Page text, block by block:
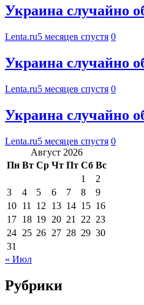
Украина случайно
Lenta.ru5 месяцев спустя 0
Украина случайно
Lenta.ru5 месяцев спустя 0
Украина случайно
Lenta.ru5 месяцев спустя 0
Август 2026
Пн Вт Ср Чт Пт Сб Вс
1
2
3
4 5 6 7 8
9
10 11 12 13 14 15 16
17 18 19 20 21 22 23
24 25 26 27 28 29 30
31
« Июл
Рубрики